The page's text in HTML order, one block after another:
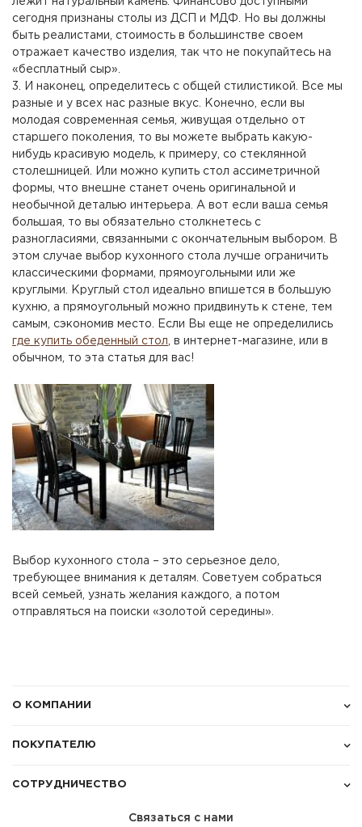
сегодня признаны столы из ДСП и МДФ. Но вы должны
быть реалистами, стоимость в большинстве своем
отражает качество изделия, так что не покупайтесь на
«бесплатный сыр».
3. И наконец, определитесь с общей стилистикой. Все мы
разные и у всех нас разные вкус. Конечно, если вы
молодая современная семья, живущая отдельно от
старшего поколения, то вы можете выбрать какую-
нибудь красивую модель, к примеру, со стеклянной
столешницей. Или можно купить стол ассиметричной
формы, что внешне станет очень оригинальной и
необычной деталью интерьера. А вот если ваша семья
большая, то вы обязательно столкнетесь с
разногласиями, связанными с окончательным выбором. В
этом случае выбор кухонного стола лучше ограничить
классическими формами, прямоугольными или же
круглыми. Круглый стол идеально впишется в большую
кухню, а прямоугольный можно придвинуть к стене, тем
самым, сэкономив место. Если Вы еще не определились
где купить обеденный стол , в интернет-магазине, или в
обычном, то эта статья для вас!
Выбор кухонного стола – это серьезное дело,
требующее внимания к деталям. Советуем собраться
всей семьей, узнать желания каждого, а потом
отправляться на поиски «золотой середины».
О КОМПАНИИ
ПОКУПАТЕЛЮ
СОТРУДНИЧЕСТВО
Связаться с нами